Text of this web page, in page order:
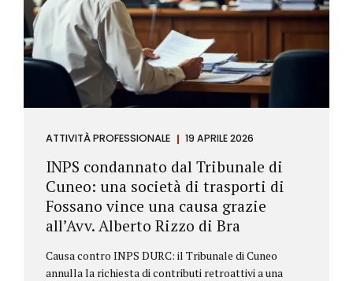
ATTIVITÀ PROFESSIONALE 19 APRILE 2026
INPS condannato dal Tribunale di
Cuneo: una società di trasporti di
Fossano vince una causa grazie
all’Avv. Alberto Rizzo di Bra
Causa contro INPS DURC: il Tribunale di Cuneo
annulla la richiesta di contributi retroattivi a una